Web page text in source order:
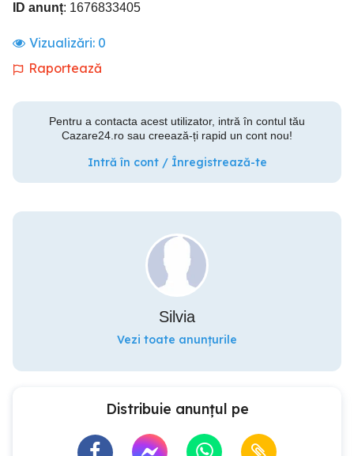
ID anunț: 1676833405
Vizualizări: 0
Raportează
Pentru a contacta acest utilizator, intră în contul tău
Cazare24.ro sau creează-ți rapid un cont nou!
Intră în cont / Înregistrează-te
Silvia
Vezi toate anunțurile
Distribuie anunțul pe